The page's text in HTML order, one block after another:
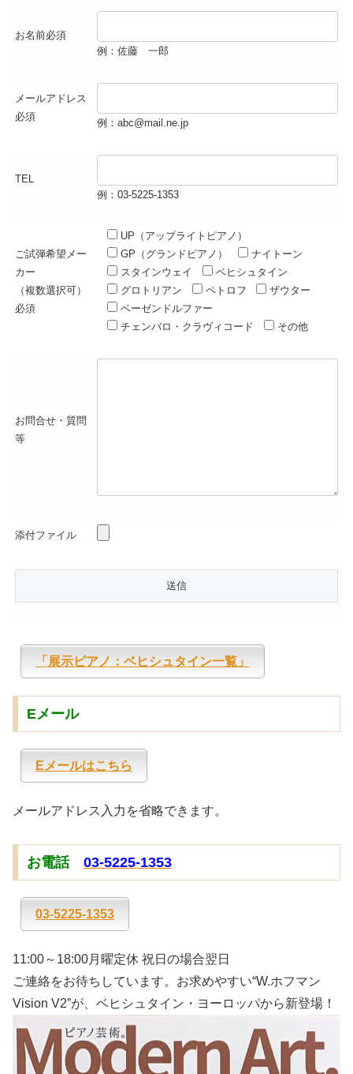
お名前必須
例：佐藤 一郎
メールアドレス
必須
例：abc@mail.ne.jp
TEL
例：03-5225-1353
ご試弾希望メー
カー
（複数選択可）
必須
UP（アップライトピアノ）
GP（グランドピアノ）
ナイトーン
スタインウェイ
ベヒシュタイン
グロトリアン
ペトロフ
ザウター
ベーゼンドルファー
チェンバロ・クラヴィコード
その他
お問合せ・質問
等
添付ファイル
「展示ピアノ：ベヒシュタイン一覧」
Eメール
Eメールはこちら
メールアドレス入力を省略できます。
お電話 03-5225-1353
03-5225-1353
11:00～18:00月曜定休 祝日の場合翌日
ご連絡をお待ちしています。お求めやすい“W.ホフマン
Vision V2”が、ベヒシュタイン・ヨーロッパから新登場！